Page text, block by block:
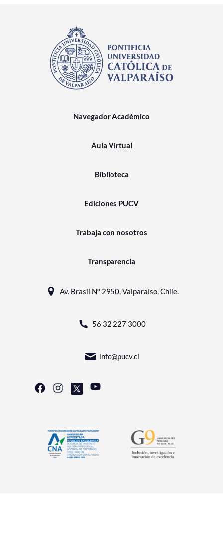
Navegador Académico
Aula Virtual
Biblioteca
Ediciones PUCV
Trabaja con nosotros
Transparencia
Av. Brasil N° 2950, Valparaíso, Chile.
56 32 227 3000
info@pucv.cl